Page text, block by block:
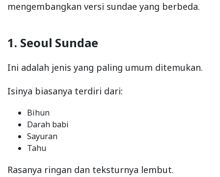
mengembangkan versi sundae yang berbeda.
1. Seoul Sundae
Ini adalah jenis yang paling umum ditemukan.
Isinya biasanya terdiri dari:
Bihun
Darah babi
Sayuran
Tahu
Rasanya ringan dan teksturnya lembut.